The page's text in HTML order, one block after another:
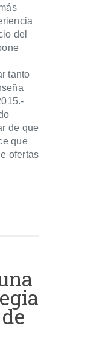
del
tanto
de que
que
ofertas